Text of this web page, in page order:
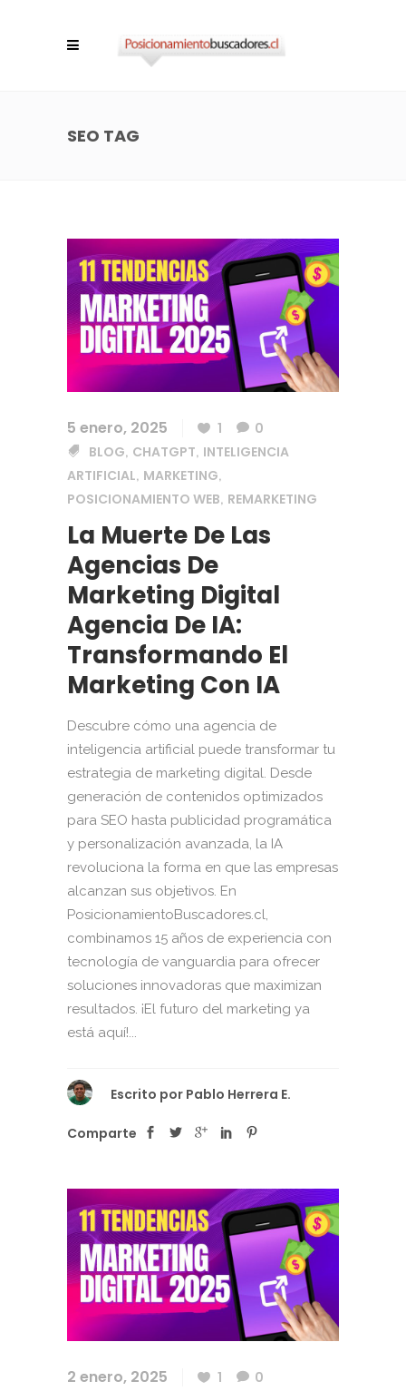
SEO TAG
5 enero, 2025 1
0
BLOG, CHATGPT, INTELIGENCIA
ARTIFICIAL, MARKETING,
POSICIONAMIENTO WEB, REMARKETING
La Muerte De Las
Agencias De
Marketing Digital
Agencia De IA:
Transformando El
Marketing Con IA
Descubre cómo una agencia de
inteligencia artificial puede transformar tu
estrategia de marketing digital. Desde
generación de contenidos optimizados
para SEO hasta publicidad programática
y personalización avanzada, la IA
revoluciona la forma en que las empresas
alcanzan sus objetivos. En
PosicionamientoBuscadores.cl,
combinamos 15 años de experiencia con
tecnología de vanguardia para ofrecer
soluciones innovadoras que maximizan
resultados. ¡El futuro del marketing ya
está aquí!...
Escrito por Pablo Herrera E.
Comparte
2 enero, 2025 1
0